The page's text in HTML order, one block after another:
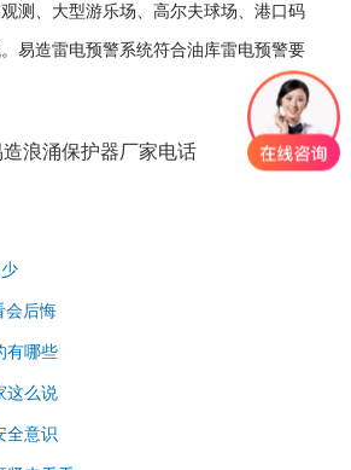
测、大型游乐场、高尔夫球场、港口码
易造雷电预警系统符合油库雷电预警要
后悔
有哪些
这么说
全意识